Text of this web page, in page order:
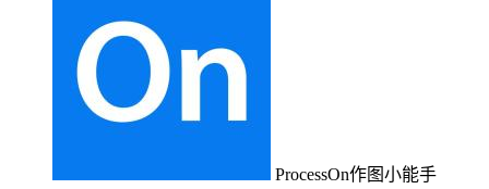
ProcessOn作图小能手